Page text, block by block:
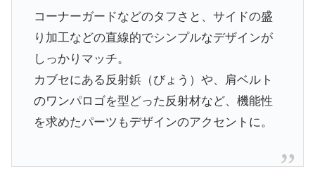
コーナーガードなどのタフさと、サイドの盛
り加工などの直線的でシンプルなデザインが
しっかりマッチ。
カブセにある反射鋲（びょう）や、肩ベルト
のワンパロゴを型どった反射材など、機能性
を求めたパーツもデザインのアクセントに。